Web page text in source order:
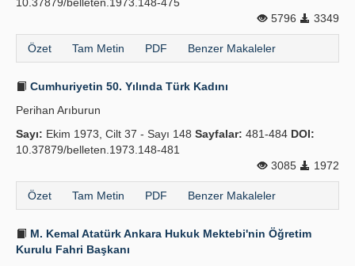
5796
3349
Özet Tam Metin PDF Benzer Makaleler
Cumhuriyetin 50. Yılında Türk Kadını
Perihan Arıburun
Sayı: Ekim 1973, Cilt 37 - Sayı 148 Sayfalar: 481-484 DOI:
10.37879/belleten.1973.148-481
3085
1972
Özet Tam Metin PDF Benzer Makaleler
M. Kemal Atatürk Ankara Hukuk Mektebi'nin Öğretim
Kurulu Fahri Başkanı